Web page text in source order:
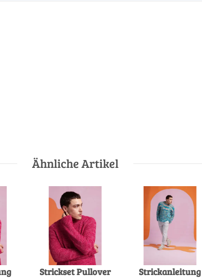
Ähnliche Artikel
Strickset Pullover
Strickanleitung